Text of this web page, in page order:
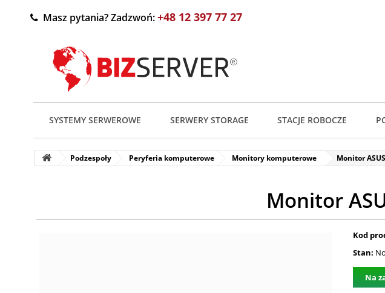
Masz pytania? Zadzwoń:+48 12 397 77 27
SYSTEMY SERWEROWE SERWERY STORAGE STACJE ROBOCZE
Podzespoły Peryferia komputerowe Monitory komputerowe Monitor
Monitor
Kod
Stan:
Na